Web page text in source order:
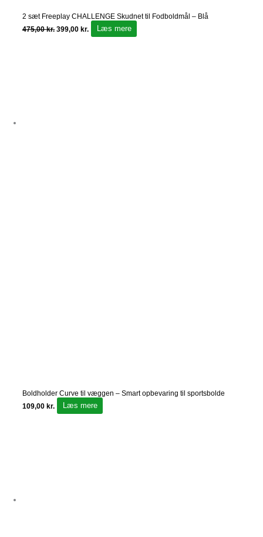
2 sæt Freeplay CHALLENGE Skudnet til Fodboldmål – Blå
475,00kr. 399,00kr. Læs mere
Boldholder Curve til væggen – Smart opbevaring til sportsbolde
109,00kr. Læs mere